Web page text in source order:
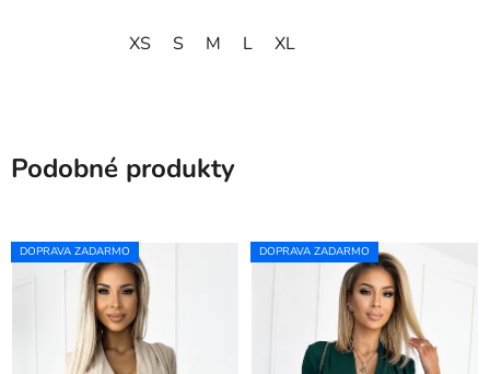
XS S M L XL
Podobné produkty
DOPRAVA ZADARMO DOPRAVA ZADARMO